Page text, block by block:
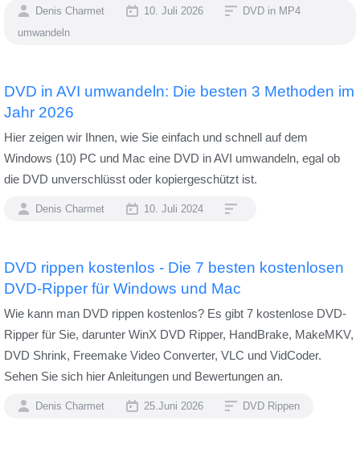
Denis Charmet 10. Juli 2026
DVD in MP4
umwandeln
DVD in AVI umwandeln: Die besten 3 Methoden im
Jahr 2026
Hier zeigen wir Ihnen, wie Sie einfach und schnell auf dem
Windows (10) PC und Mac eine DVD in AVI umwandeln, egal ob
die DVD unverschlüsst oder kopiergeschützt ist.
Denis Charmet 10. Juli 2024
DVD rippen kostenlos - Die 7 besten kostenlosen
DVD-Ripper für Windows und Mac
Wie kann man DVD rippen kostenlos? Es gibt 7 kostenlose DVD-
Ripper für Sie, darunter WinX DVD Ripper, HandBrake, MakeMKV,
DVD Shrink, Freemake Video Converter, VLC und VidCoder.
Sehen Sie sich hier Anleitungen und Bewertungen an.
Denis Charmet 25.Juni 2026 DVD Rippen